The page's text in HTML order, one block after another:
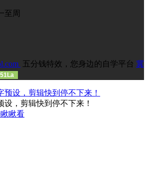
至周
五分钱特效，您身边的自学平台 冀
51La
设，剪辑快到停不下来！
瞅看